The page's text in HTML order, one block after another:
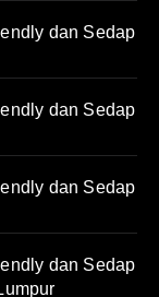
dan Sedap
dan Sedap
dan Sedap
dan Sedap